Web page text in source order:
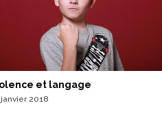
et langage
janvier 2018